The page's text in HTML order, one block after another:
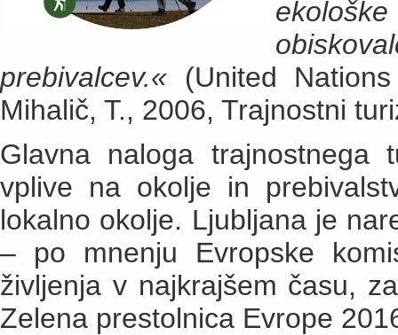
prebivalcev.« (United
Mihalič, T., 2006, Trajnostni
Glavna naloga trajnostnega
vplive na okolje in
lokalno okolje. Ljubljana je
– po mnenju Evropske
življenja v najkrajšem času,
Zelena prestolnica Evrope